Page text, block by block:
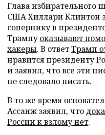
Глава избирательного
США Хиллари Клинтон
сопернику в
Трампуоказывают
хакеры. В ответТрамп
нравится президенту
и заявил, что все эти
не следовало писать.
В то же время
Ассанж заявил, что
России к взлому нет.